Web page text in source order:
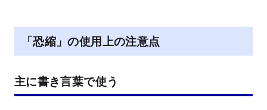
「恐縮」の使用上の注意点
主に書き言葉で使う